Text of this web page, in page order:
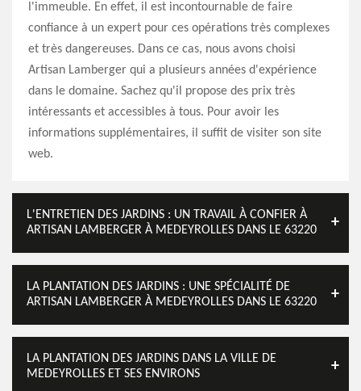
l'immeuble. En effet, il est incontournable de faire
confiance à un expert pour ces opérations très complexes
et très dangereuses. Dans ce cas, nous avons choisi
Artisan Lamberger qui a plusieurs années d'expérience
dans le domaine. Sachez qu'il propose des prix très
intéressants et accessibles à tous. Pour avoir les
informations supplémentaires, il suffit de visiter son site
web.
L'ENTRETIEN DES JARDINS : UN TRAVAIL À CONFIER À
ARTISAN LAMBERGER À MEDEYROLLES DANS LE 63220
LA PLANTATION DES JARDINS : UNE SPÉCIALITÉ DE
ARTISAN LAMBERGER À MEDEYROLLES DANS LE 63220
LA PLANTATION DES JARDINS DANS LA VILLE DE
MEDEYROLLES ET SES ENVIRONS